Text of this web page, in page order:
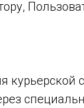
курьерской